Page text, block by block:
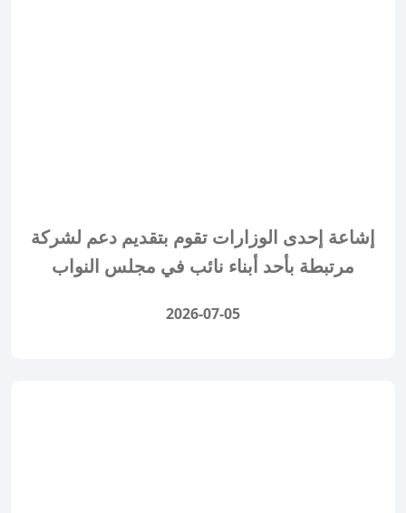
إشاعة إحدى الوزارات تقوم بتقديم دعم لشركة
مرتبطة بأحد أبناء نائب في مجلس النواب
2026-07-05